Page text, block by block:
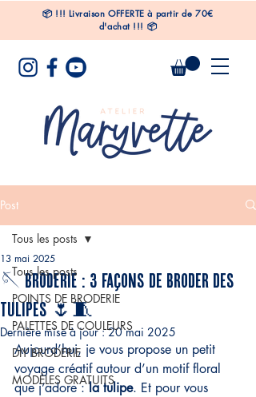
📦 !!! Livraison OFFERTE à partir de 70€
d'achat !!! 📦
Post
Tous les posts
POINTS DE BRODERIE
PALETTES DE COULEURS
DIY BRODERIE
MODÈLES GRATUITS
Tous les posts
🪡 BRODERIE : 3 façons de broder des
tulipes 🌷🧵
13 mai 2025
Dernière mise à jour :20 mai 2025
Aujourd’hui, je vous propose un petit
voyage créatif autour d’un motif floral
que j’adore : la tulipe. Et pour vous